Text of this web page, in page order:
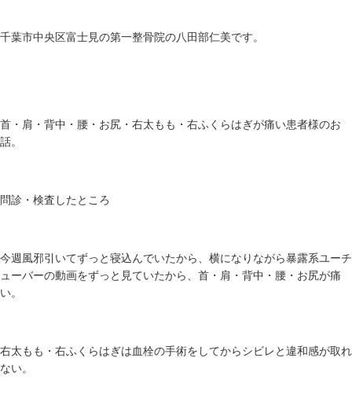
千葉市中央区富士見の第一整骨院の八田部仁美です。
首・肩・背中・腰・お尻・右太もも・右ふくらはぎが痛い患者様のお
話。
問診・検査したところ
今週風邪引いてずっと寝込んでいたから、横になりながら暴露系ユーチ
ューバーの動画をずっと見ていたから、首・肩・背中・腰・お尻が痛
い。
右太もも・右ふくらはぎは血栓の手術をしてからシビレと違和感が取れ
ない。